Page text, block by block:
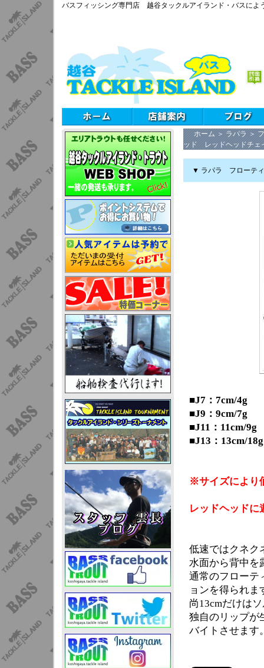
バスフィッシング専門店 越谷タックルアイランド・バスによ
ホーム ＞ ラパラ ＞
ッド レッドヘッドチェ
▼ ラパラ フローテ
■J7：7cm/4g
■J9：9cm/7g
■J11：11cm/9g
■J13：13cm/18g
※サイズにより
レッドヘッドに
低速ではクネク
水面から背中を
通常のフローテ
ョンを得られま
尚13cmだけは
独自のリップが
バイトさせます